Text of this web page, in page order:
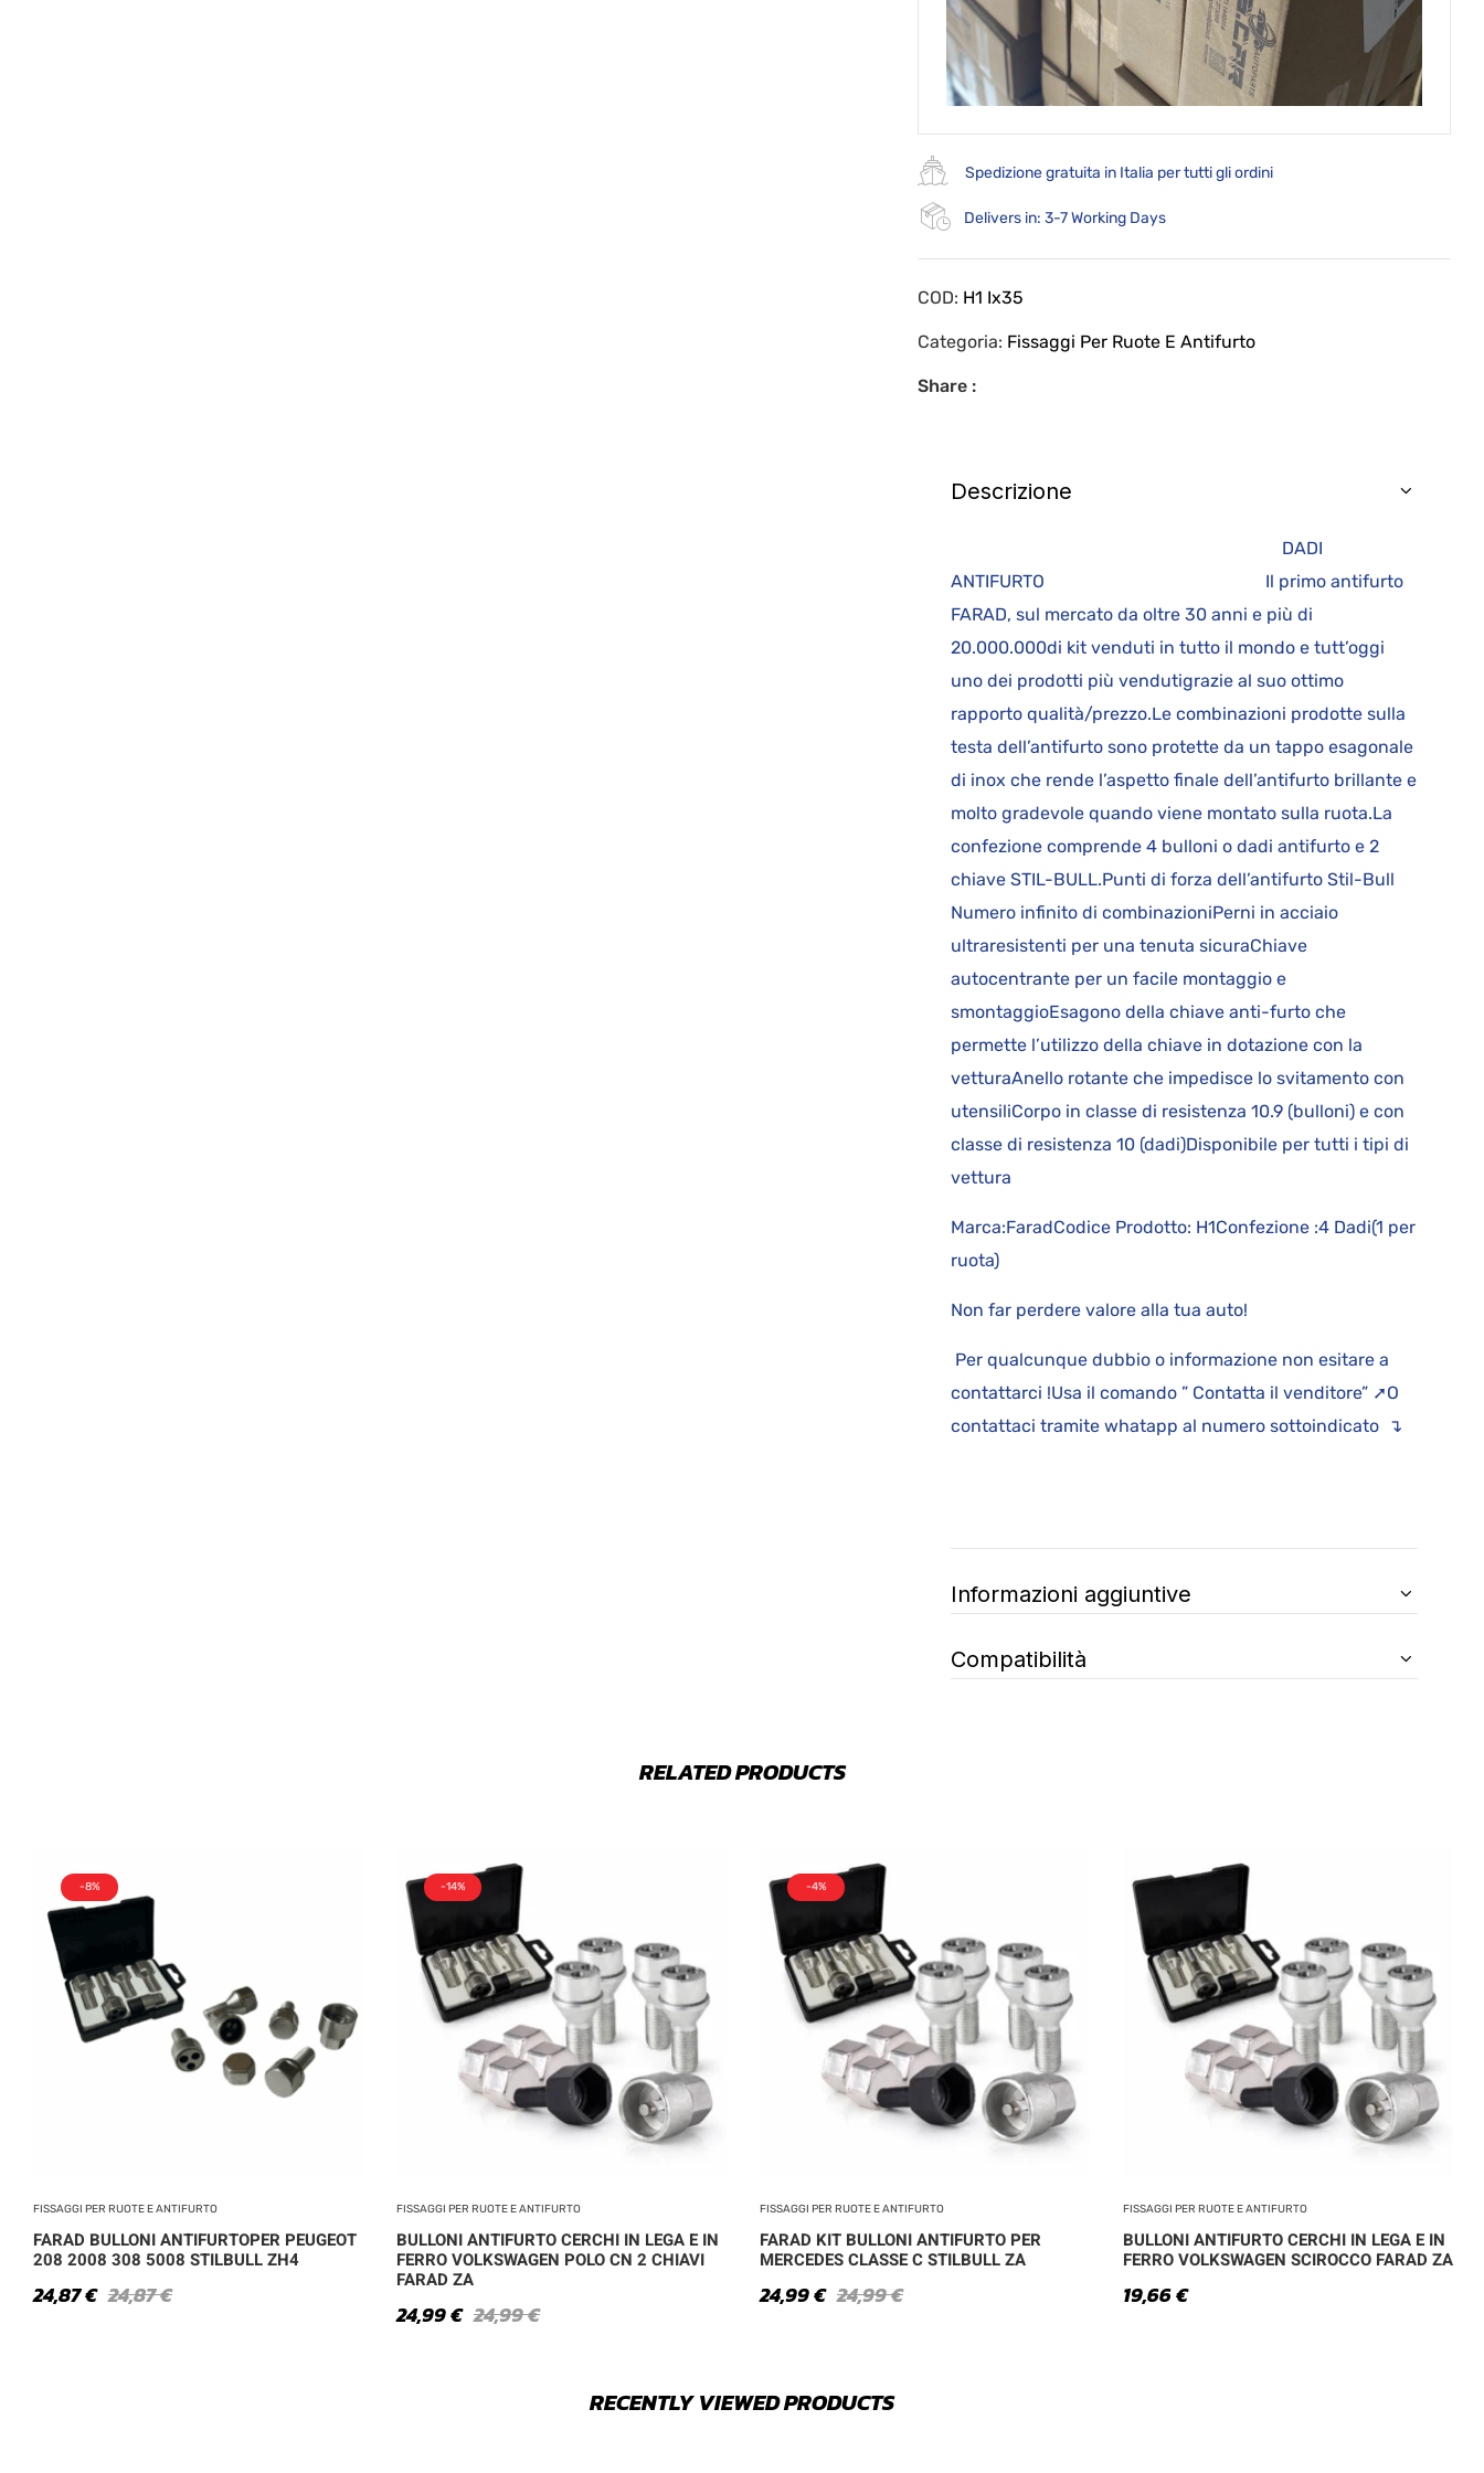
Spedizione gratuita in Italia per tutti gli ordini
Delivers in: 3-7 Working Days
COD: H1 Ix35
Categoria: Fissaggi Per Ruote E Antifurto
Share :
Descrizione
DADI
ANTIFURTO Il primo antifurto
FARAD, sul mercato da oltre 30 anni e più di
20.000.000di kit venduti in tutto il mondo e tutt’oggi
uno dei prodotti più vendutigrazie al suo ottimo
rapporto qualità/prezzo.Le combinazioni prodotte sulla
testa dell’antifurto sono protette da un tappo esagonale
di inox che rende l’aspetto finale dell’antifurto brillante e
molto gradevole quando viene montato sulla ruota.La
confezione comprende 4 bulloni o dadi antifurto e 2
chiave STIL-BULL.Punti di forza dell’antifurto Stil-Bull
Numero infinito di combinazioniPerni in acciaio
ultraresistenti per una tenuta sicuraChiave
autocentrante per un facile montaggio e
smontaggioEsagono della chiave anti-furto che
permette l’utilizzo della chiave in dotazione con la
vetturaAnello rotante che impedisce lo svitamento con
utensiliCorpo in classe di resistenza 10.9 (bulloni) e con
classe di resistenza 10 (dadi)Disponibile per tutti i tipi di
vettura
Marca:FaradCodice Prodotto: H1Confezione :4 Dadi(1 per
ruota)
Non far perdere valore alla tua auto!
Per qualcunque dubbio o informazione non esitare a
contattarci !Usa il comando ” Contatta il venditore” ➚O
contattaci tramite whatapp al numero sottoindicato ↴
Informazioni aggiuntive
Compatibilità
RELATED PRODUCTS
-8%
FISSAGGI PER RUOTE E ANTIFURTO
FARAD BULLONI ANTIFURTOPER PEUGEOT
208 2008 308 5008 STILBULL ZH4
24,87€
24,87€
-14%
FISSAGGI PER RUOTE E ANTIFURTO
BULLONI ANTIFURTO CERCHI IN LEGA E IN
FERRO VOLKSWAGEN POLO CN 2 CHIAVI
FARAD ZA
24,99€
24,99€
-4%
FISSAGGI PER RUOTE E ANTIFURTO
FARAD KIT BULLONI ANTIFURTO PER
MERCEDES CLASSE C STILBULL ZA
24,99€
24,99€
FISSAGGI PER RUOTE E ANTIFURTO
BULLONI ANTIFURTO CERCHI IN LEGA E IN
FERRO VOLKSWAGEN SCIROCCO FARAD ZA
19,66€
RECENTLY VIEWED PRODUCTS